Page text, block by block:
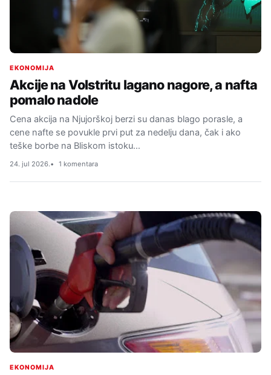
EKONOMIJA
Akcije na Volstritu lagano nagore, a nafta
pomalo nadole
Cena akcija na Njujorškoj berzi su danas blago porasle, a
cene nafte se povukle prvi put za nedelju dana, čak i ako
teške borbe na Bliskom istoku…
24. jul 2026. 1 komentara
EKONOMIJA